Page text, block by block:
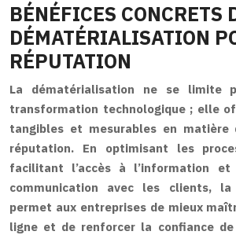
BÉNÉFICES CONCRETS
DÉMATÉRIALISATION
RÉPUTATION
La dématérialisation ne se limite
transformation technologique ; elle
tangibles et mesurables en matière
réputation. En optimisant les
facilitant l’accès à l’information
communication avec les clients, la
permet aux entreprises de mieux
ligne et de renforcer la confiance